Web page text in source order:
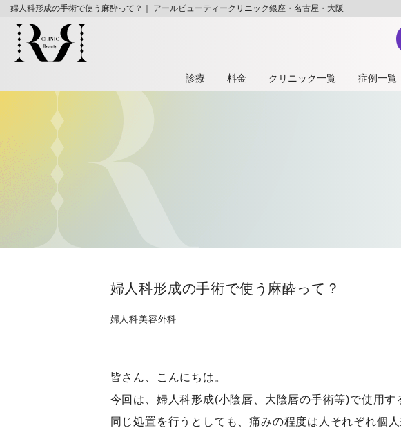
婦人科形成の手術で使う麻酔って？｜ アールビューティークリニック銀座・名古屋・大阪
診療 料⾦ クリニック一覧 症例一覧
婦人科形成の手術で使う麻酔って？
婦人科美容外科
皆さん、こんにちは。
今回は、婦人科形成(小陰唇、大陰唇の手術等)で使用す
同じ処置を行うとしても、痛みの程度は人それぞれ個人